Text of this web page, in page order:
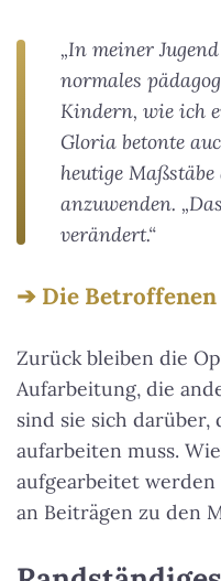
„In meiner
normales
Kindern, wie ich
Gloria betonte
heutige
anzuwenden.
verändert.“
Die Betroffenen
Zurück bleiben die
Aufarbeitung, die
sind sie sich darüber,
aufarbeiten muss.
aufgearbeitet werden
an Beiträgen zu den